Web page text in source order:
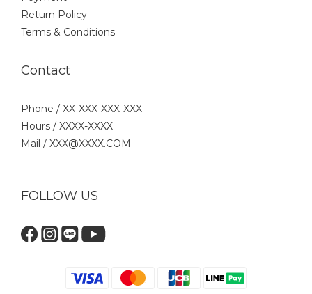
Return Policy
Terms & Conditions
Contact
Phone / XX-XXX-XXX-XXX
Hours / XXXX-XXXX
Mail / XXX@XXXX.COM
FOLLOW US